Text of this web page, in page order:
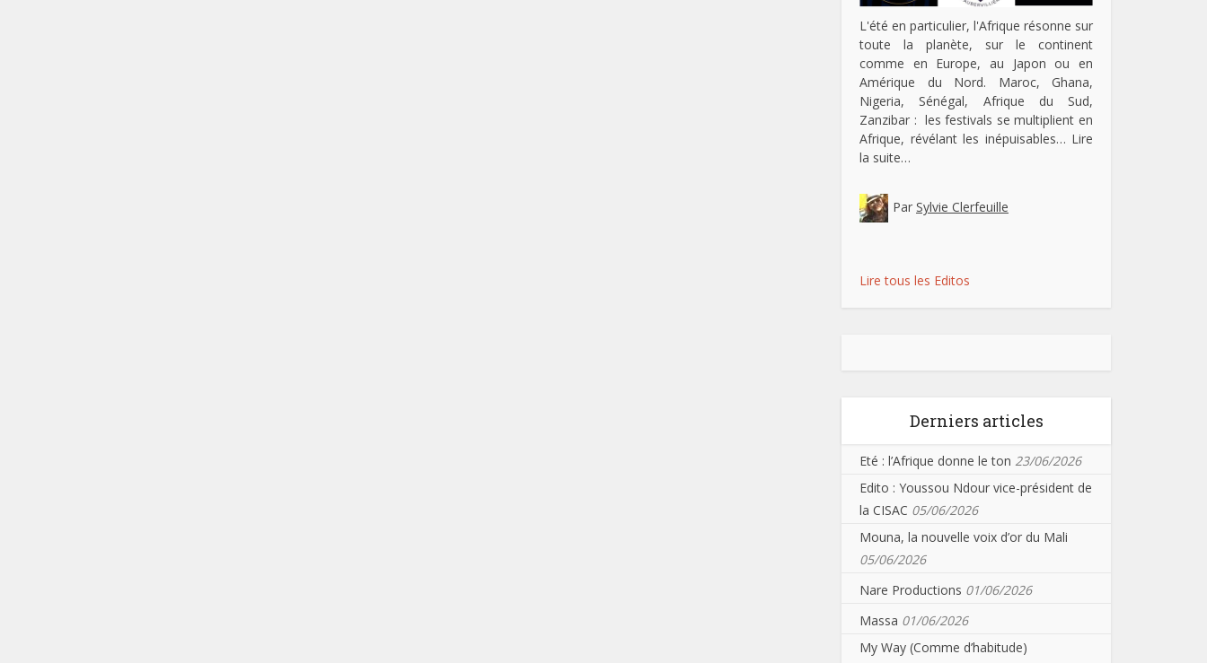
L'été en particulier, l'Afrique résonne sur
toute la planète, sur le continent
comme en Europe, au Japon ou en
Amérique du Nord. Maroc, Ghana,
Nigeria, Sénégal, Afrique du Sud,
Zanzibar : les festivals se multiplient en
Afrique, révélant les inépuisables… Lire
la suite…
Par Sylvie Clerfeuille
Lire tous les Editos
Derniers articles
Eté : l’Afrique donne le ton 23/06/2026
Edito : Youssou Ndour vice-président de
la CISAC 05/06/2026
Mouna, la nouvelle voix d’or du Mali
05/06/2026
Nare Productions 01/06/2026
Massa 01/06/2026
My Way (Comme d’habitude)